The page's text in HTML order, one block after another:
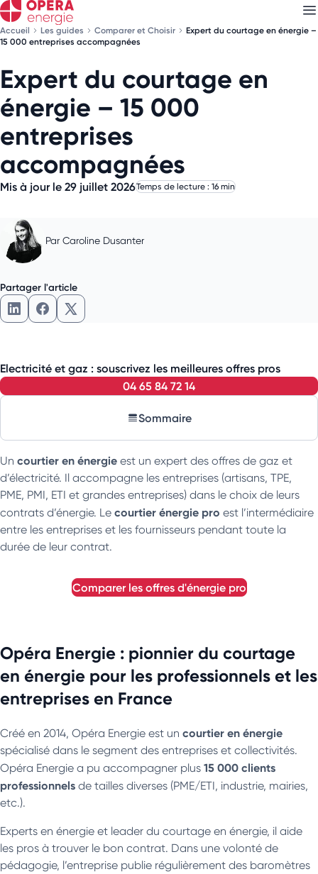
Accueil Les guides Comparer et Choisir
Expert du courtage en énergie –
15 000 entreprises accompagnées
Expert du courtage en
énergie – 15 000
entreprises
accompagnées
Mis à jour le 29 juillet 2026Temps de lecture : 16 min
Par Caroline Dusanter
Partager l'article
Partager l'article sur LinkedIn
Partager l'article sur Facebook
Partager l'article sur X
Electricité et gaz : souscrivez les meilleures offres pros
04 65 84 72 14
Sommaire
Un courtier en énergie est un expert des offres de gaz et
d’électricité. Il accompagne les entreprises (artisans, TPE,
PME, PMI, ETI et grandes entreprises) dans le choix de leurs
contrats d’énergie. Le courtier énergie pro est l’intermédiaire
entre les entreprises et les fournisseurs pendant toute la
durée de leur contrat.
comparer les offres d'énergie pro
Opéra Energie : pionnier du courtage
en énergie pour les professionnels et les
entreprises en France
Créé en 2014, Opéra Energie est un courtier en énergie
spécialisé dans le segment des entreprises et collectivités.
Opéra Energie a pu accompagner plus 15 000 clients
professionnels de tailles diverses (PME/ETI, industrie, mairies,
etc.).
Experts en énergie et leader du courtage en énergie, il aide
les pros à trouver le bon contrat. Dans une volonté de
pédagogie, l’entreprise publie régulièrement des baromètres
Découvrez nos newsletters
Choisissez les newsletters qui vous intéressent